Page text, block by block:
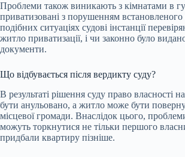
Проблеми також виникають з кімнатами в
приватизовані з порушенням
подібних ситуаціях судові інстанції
житло приватизації, і чи законно було
документи.
Що відбувається після вердикту суду?
В результаті рішення суду право власності
бути анульовано, а житло може бути
місцевої громади. Внаслідок цього,
можуть торкнутися не тільки першого
придбали квартиру пізніше.